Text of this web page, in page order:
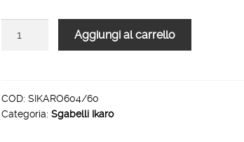
gradini
piattaforma
Aggiungi al carrello
COD: SIKARO604/60
Categoria: Sgabelli Ikaro